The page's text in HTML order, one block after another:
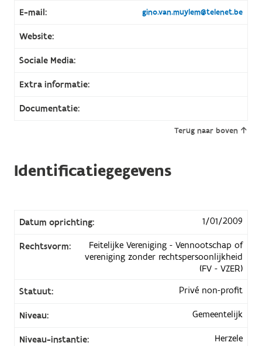
E-mail: gino.van.muylem@telenet.be
Website:
Sociale Media:
Extra informatie:
Documentatie:
Terug naar boven
Identificatiegegevens
Datum oprichting: 1/01/2009
Rechtsvorm:
Feitelijke Vereniging - Vennootschap of
vereniging zonder rechtspersoonlijkheid
(FV - VZER)
Statuut:
Privé non-profit
Niveau: Gemeentelijk
Niveau-instantie: Herzele